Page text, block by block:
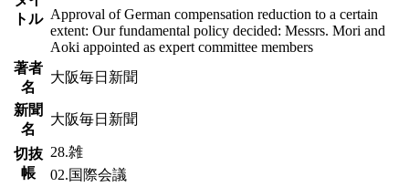
トル Approval of German compensation reduction to a certain
extent: Our fundamental policy decided: Messrs. Mori and
Aoki appointed as expert committee members
著者
名
大阪毎日新聞
新聞
名
大阪毎日新聞
切抜
帳
28.雑
02.国際会議